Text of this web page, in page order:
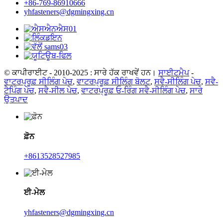
+86-769-86910666
yhfasteners@dgmingxing.cn
© ਕਾਪੀਰਾਈਟ - 2010-2025 : ਸਾਰੇ ਹੱਕ ਰਾਖਵੇਂ ਹਨ। ਸਾਈਟਮੈਪ-
ਵਾਟਰਪ੍ਰੂਫ਼ ਸੀਲਿੰਗ ਪੇਚ, ਵਾਟਰਪ੍ਰੂਫ਼ ਸੀਲਿੰਗ ਬੋਲਟ, ਸਵੈ-ਸੀਲਿੰਗ ਪੇਚ, ਸਵੈ-
ਟੈਪਿੰਗ ਪੇਚ, ਸਵੈ-ਸੀਲ ਪੇਚ, ਵਾਟਰਪ੍ਰੂਫ਼ ਓ-ਰਿੰਗ ਸਵੈ-ਸੀਲਿੰਗ ਪੇਚ, ਸਾਰੇ
ਉਤਪਾਦ
ਫ਼ੋਨ
+8613528527985
ਈ-ਮੇਲ
yhfasteners@dgmingxing.cn